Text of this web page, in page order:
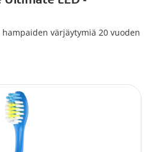
värjäytymiä 20 vuoden